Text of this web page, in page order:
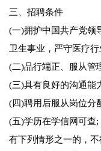
三、招聘条件
(一)拥护中国共产党领
卫生事业，严守医疗
(二)品行端正、服从管
(三)具有良好的沟通能
(四)聘用后服从岗位分
(五)学历在学信网可查;
有下列情形之一的，不